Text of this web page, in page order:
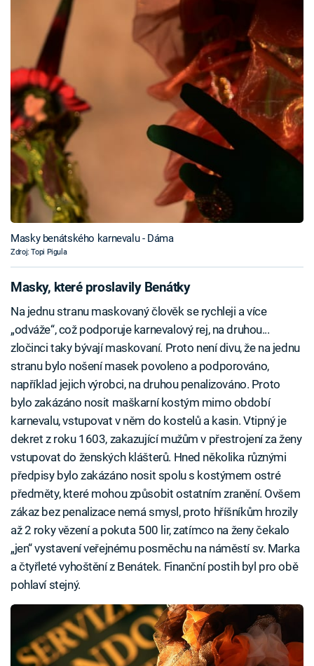
Masky benátského karnevalu - Dáma
Zdroj: Topi Pigula
Masky, které proslavily Benátky
Na jednu stranu maskovaný člověk se rychleji a více
„odváže“, což podporuje karnevalový rej, na druhou...
zločinci taky bývají maskovaní. Proto není divu, že na jednu
stranu bylo nošení masek povoleno a podporováno,
například jejich výrobci, na druhou penalizováno. Proto
bylo zakázáno nosit maškarní kostým mimo období
karnevalu, vstupovat v něm do kostelů a kasin. Vtipný je
dekret z roku 1603, zakazující mužům v přestrojení za ženy
vstupovat do ženských klášterů. Hned několika různými
předpisy bylo zakázáno nosit spolu s kostýmem ostré
předměty, které mohou způsobit ostatním zranění. Ovšem
zákaz bez penalizace nemá smysl, proto hříšníkům hrozily
až 2 roky vězení a pokuta 500 lir, zatímco na ženy čekalo
„jen“ vystavení veřejnému posměchu na náměstí sv. Marka
a čtyřleté vyhoštění z Benátek. Finanční postih byl pro obě
pohlaví stejný.